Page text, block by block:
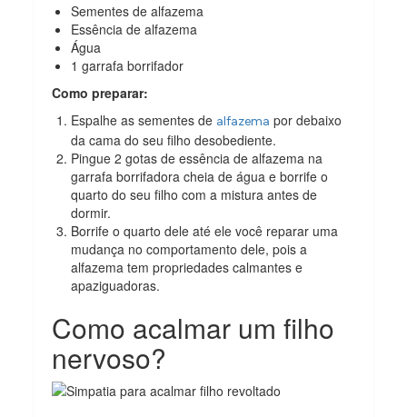
Sementes de alfazema
Essência de alfazema
Água
1 garrafa borrifador
Como preparar:
Espalhe as sementes de alfazema por debaixo
da cama do seu filho desobediente.
Pingue 2 gotas de essência de alfazema na
garrafa borrifadora cheia de água e borrife o
quarto do seu filho com a mistura antes de
dormir.
Borrife o quarto dele até ele você reparar uma
mudança no comportamento dele, pois a
alfazema tem propriedades calmantes e
apaziguadoras.
Como acalmar um filho
nervoso?